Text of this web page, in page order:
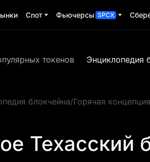
Спот Фьючерсы SPCX
токенов Энциклопедия
блокчейна/Горячая концепция
Техасский